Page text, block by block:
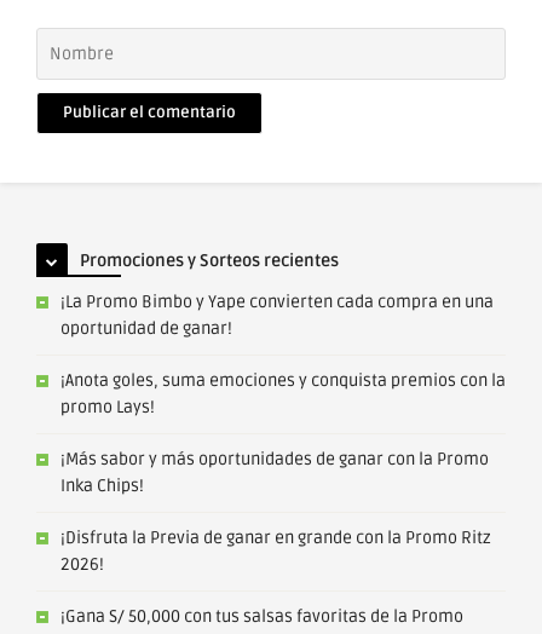
Nombre
Correo
electrónico
Promociones y Sorteos recientes
¡La Promo Bimbo y Yape convierten cada compra en una
oportunidad de ganar!
¡Anota goles, suma emociones y conquista premios con la
promo Lays!
¡Más sabor y más oportunidades de ganar con la Promo
Inka Chips!
¡Disfruta la Previa de ganar en grande con la Promo Ritz
2026!
¡Gana S/ 50,000 con tus salsas favoritas de la Promo